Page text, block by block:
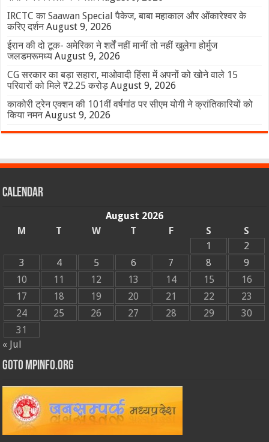
IRCTC का Saawan Special पैकेज, बाबा महाकाल और ओंकारेश्वर के
करिए दर्शन August 9, 2026
ईरान की दो टूक- अमेरिका ने शर्तें नहीं मानीं तो नहीं खुलेगा होर्मुज
जलडमरूमध्य August 9, 2026
CG सरकार का बड़ा सहारा, माओवादी हिंसा में अपनों को खोने वाले 15
परिवारों को मिले ₹2.25 करोड़ August 9, 2026
काकोरी ट्रेन एक्शन की 101वीं वर्षगांठ पर सीएम योगी ने क्रांतिकारियों को
किया नमन August 9, 2026
Calendar
August 2026
M
T W T F S
S
1
2
3
4 5 6 7 8
9
10
11 12 13 14 15
16
17
18 19 20 21 22
23
24
25 26 27 28 29
30
31
« Jul
GOTO MPINFO.ORG